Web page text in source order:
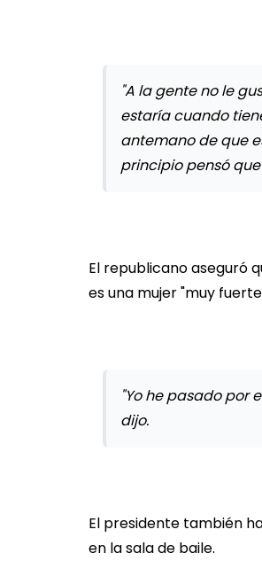
"A la gente no le
estaría cuando
antemano de que
principio pensó
El republicano aseguró
es una mujer "muy
"Yo he pasado por
dijo.
El presidente también
en la sala de baile.